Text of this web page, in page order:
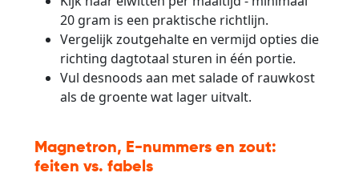
20 gram is een praktische richtlijn.
Vergelijk zoutgehalte en vermijd opties die
richting dagtotaal sturen in één portie.
Vul desnoods aan met salade of rauwkost
als de groente wat lager uitvalt.
Magnetron, E-nummers en zout:
feiten vs. fabels